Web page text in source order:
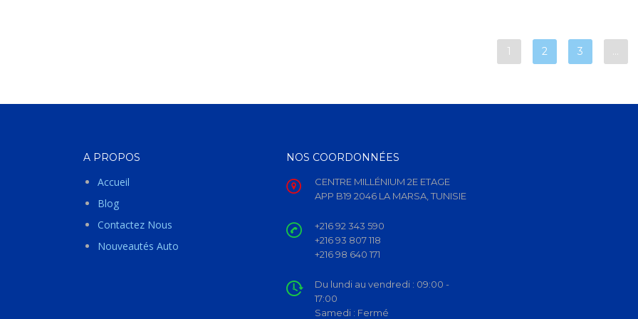
1 2 3 …
A PROPOS
Accueil
Blog
Contactez Nous
Nouveautés Auto
NOS COORDONNÉES
CENTRE MILLÉNIUM 2E ETAGE
APP B19 2046 LA MARSA, TUNISIE
+216 92 343 590
+216 93 807 118
+216 98 640 171
Du lundi au vendredi : 09:00 -
17:00
Samedi : Fermé